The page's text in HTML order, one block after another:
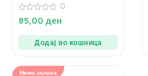
4+ месеци – 130 гр.
0
од
0
85,00 ден
Додај во кошница
Нема залиха